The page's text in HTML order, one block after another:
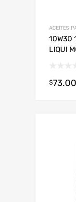
ACEITES
10W30
LIQUI
$